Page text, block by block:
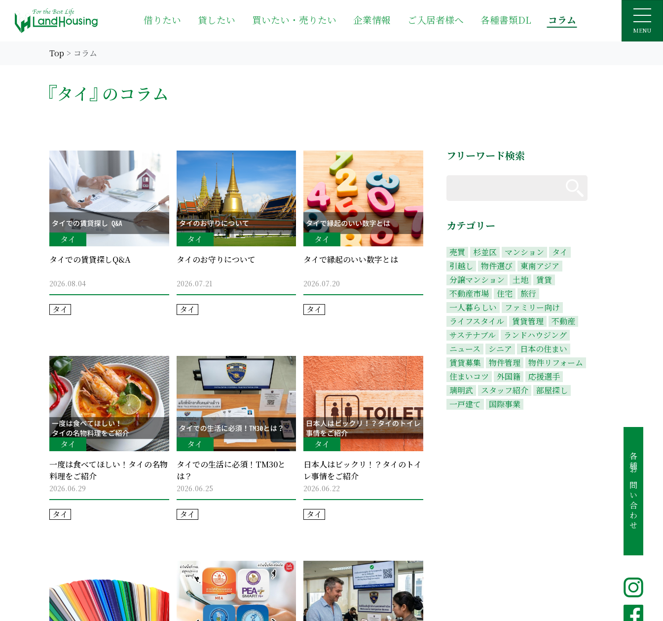
借りたい 貸したい 買いたい・売りたい 企業情報 ご入居者様へ 各種書類DL コラム
MENU
各種お問い合わせ
Top コラム
タイ のコラム
フリーワード検索
カテゴリー
売買 杉並区 マンション
タイ
引越し
物件選び
東南アジア
分譲マンション
土地
賃貸
不動産市場
住宅
旅行
一人暮らしい
ファミリー向け
ライフスタイル
賃貸管理
不動産
サステナブル
ランドハウジング
ニュース
シニア
日本の住まい
賃貸募集
物件管理
物件リフォーム
住まいコツ
外国籍
応援選手
璃明武
スタッフ紹介
部屋探し
一戸建て
国際事業
タイ
タイでの賃貸探しQ&A
2026.08.04
タイ
タイ
タイのお守りについて
2026.07.21
タイ
タイ
タイで縁起のいい数字とは
2026.07.20
タイ
タイ
一度は食べてほしい！タイの名物
料理をご紹介
2026.06.29
タイ
タイ
タイでの生活に必須！TM30と
は？
2026.06.25
タイ
タイ
日本人はビックリ！？タイのトイ
レ事情をご紹介
2026.06.22
タイ